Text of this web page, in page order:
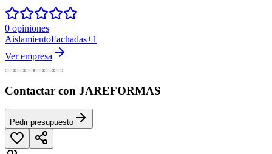
0 opiniones
AislamientoFachadas+1
Ver empresa
Contactar con JAREFORMAS
Pedir presupuesto